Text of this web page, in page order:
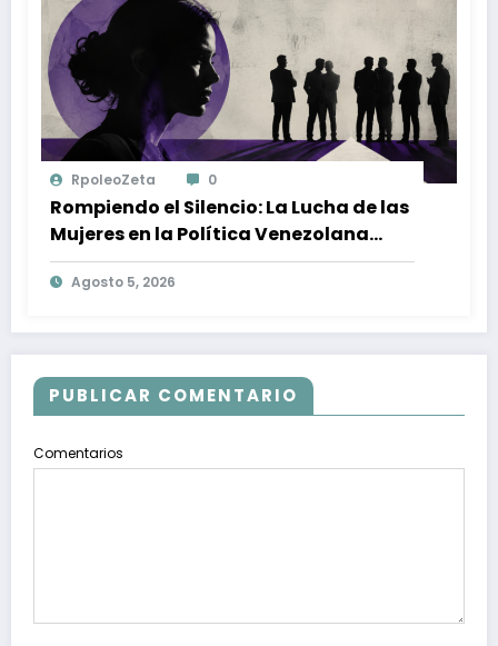
RpoleoZeta 0
Rompiendo el Silencio: La Lucha de las
Mujeres en la Política Venezolana
contra la Violencia de Género
Agosto 5, 2026
PUBLICAR COMENTARIO
Comentarios